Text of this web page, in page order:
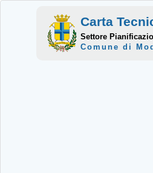
Carta
Settore
Comune di